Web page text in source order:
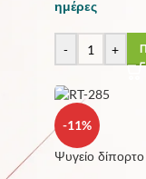
1
ημέρες
- +
-11%
Ψυγείο